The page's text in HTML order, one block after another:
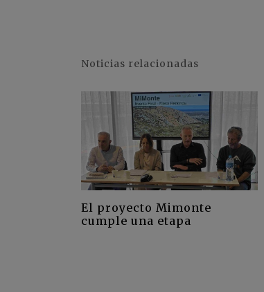
Noticias relacionadas
El proyecto Mimonte
cumple una etapa